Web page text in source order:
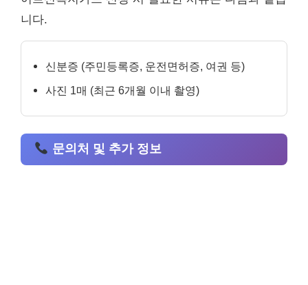
니다.
신분증 (주민등록증, 운전면허증, 여권 등)
사진 1매 (최근 6개월 이내 촬영)
문의처 및 추가 정보